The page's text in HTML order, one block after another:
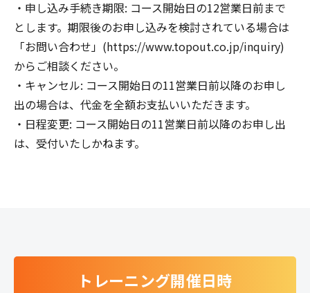
申し込み手続き期限: コース開始日の12営業日前まで
とします。期限後のお申し込みを検討されている場合は
「お問い合わせ」(https://www.topout.co.jp/inquiry)
からご相談ください。
キャンセル: コース開始日の11営業日前以降のお申し
出の場合は、代金を全額お支払いいただきます。
日程変更: コース開始日の11営業日前以降のお申し出
は、受付いたしかねます。
トレーニング開催日時